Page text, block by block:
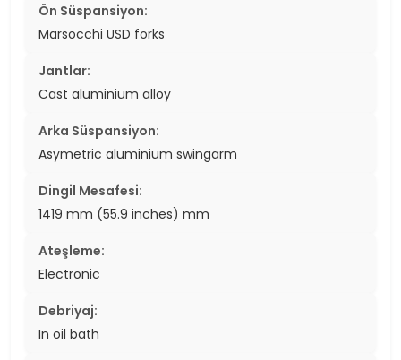
Ön Süspansiyon:
Marsocchi USD forks
Jantlar:
Cast aluminium alloy
Arka Süspansiyon:
Asymetric aluminium swingarm
Dingil Mesafesi:
1419 mm (55.9 inches) mm
Ateşleme:
Electronic
Debriyaj:
In oil bath